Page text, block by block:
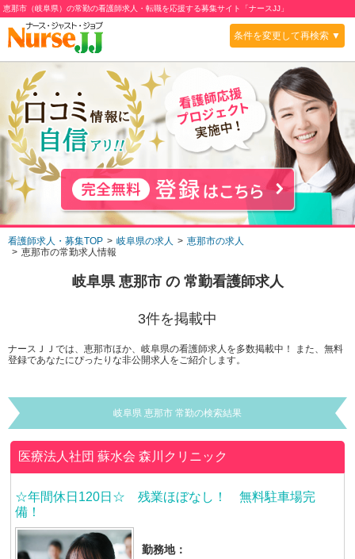
恵那市（岐阜県）の常勤の看護師求人・転職を応援する募集サイト「ナースJJ」
条件を変更して再検索 ▼
看護師求人・募集TOP 岐阜県の求人
恵那市の求人
恵那市の常勤求人情報
岐阜県 恵那市の 常勤看護師求人
3件を掲載中
ナースＪＪでは、恵那市ほか、岐阜県の看護師求人を多数掲載中！ また、無料
登録であなたにぴったりな非公開求人をご紹介します。
岐阜県 恵那市 常勤の検索結果
医療法人社団 蘇水会森川クリニック
☆年間休日120日☆ 残業ほぼなし！ 無料駐車場完
備！
勤務地：